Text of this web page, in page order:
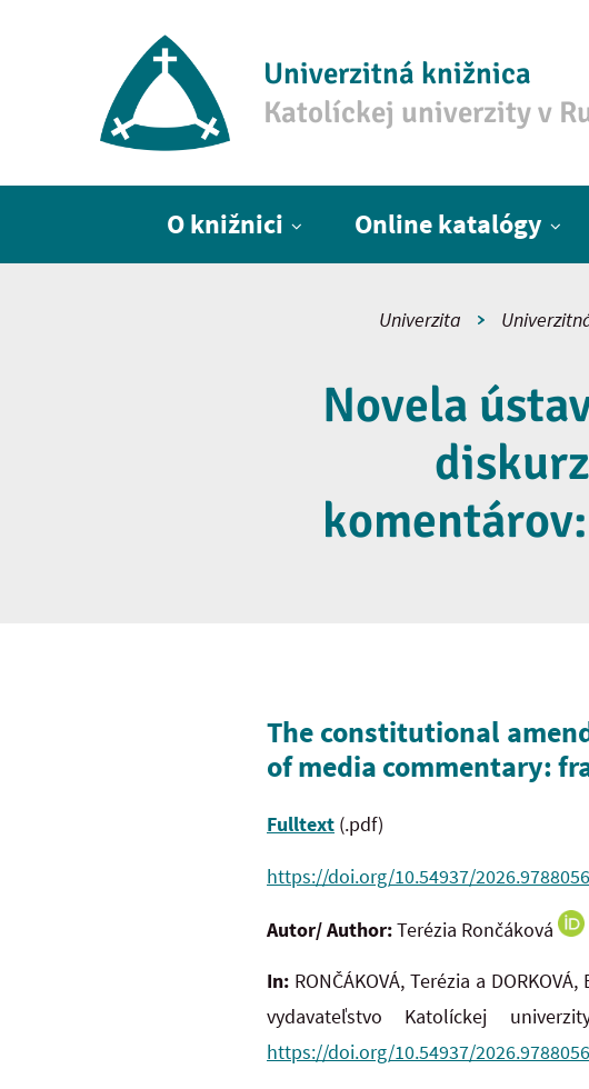
Univerzitná knižnica
Katolíckej univerzity v
O knižnici Online katalógy
Univerzita
Novela
The constitutional
of media commentary:
Fulltext (.pdf)
https://doi.org/10.54937/
Autor/ Author:Terézia Rončáková
In: RONČÁKOVÁ, Terézia a
vydavateľstvo Katolíckej
https://doi.org/10.54937/